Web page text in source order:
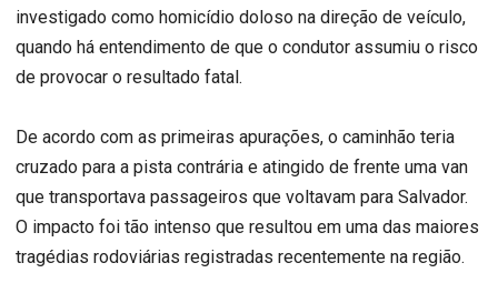
investigado como homicídio doloso na direção de veículo,
quando há entendimento de que o condutor assumiu o risco
de provocar o resultado fatal.
De acordo com as primeiras apurações, o caminhão teria
cruzado para a pista contrária e atingido de frente uma van
que transportava passageiros que voltavam para Salvador.
O impacto foi tão intenso que resultou em uma das maiores
tragédias rodoviárias registradas recentemente na região.